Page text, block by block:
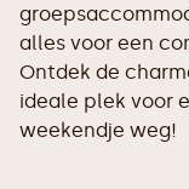
alles voor een
Ontdek de
ideale plek voor
weekendje weg!